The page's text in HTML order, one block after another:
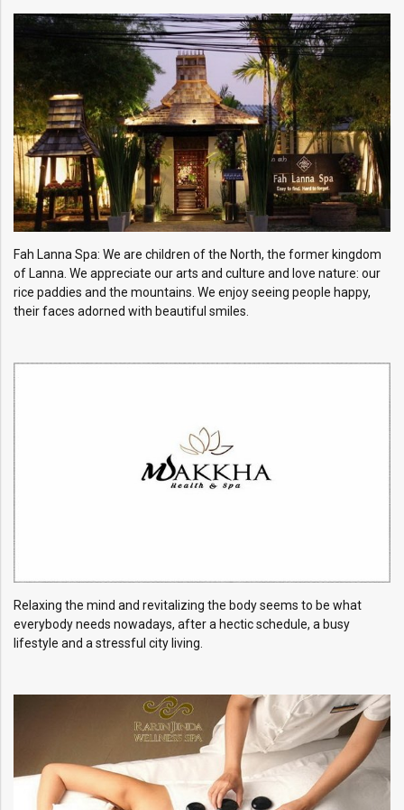
Fah Lanna Spa: We are children of the North, the former kingdom
of Lanna. We appreciate our arts and culture and love nature: our
rice paddies and the mountains. We enjoy seeing people happy,
their faces adorned with beautiful smiles.
Relaxing the mind and revitalizing the body seems to be what
everybody needs nowadays, after a hectic schedule, a busy
lifestyle and a stressful city living.